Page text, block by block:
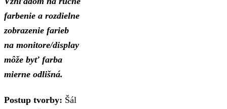
farbenie a rozdielne
zobrazenie farieb
na monitore/display
môže byť farba
mierne odlišná.
Postup tvorby: Šál